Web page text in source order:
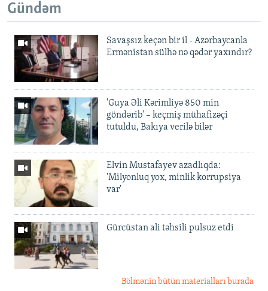
Gündəm
Savaşsız keçən bir il - Azərbaycanla
Ermənistan sülhə nə qədər yaxındır?
'Guya Əli Kərimliyə 850 min
göndərib' – keçmiş mühafizəçi
tutuldu, Bakıya verilə bilər
Elvin Mustafayev azadlıqda:
'Milyonluq yox, minlik korrupsiya
var'
Gürcüstan ali təhsili pulsuz etdi
Bölmənin bütün materialları burada